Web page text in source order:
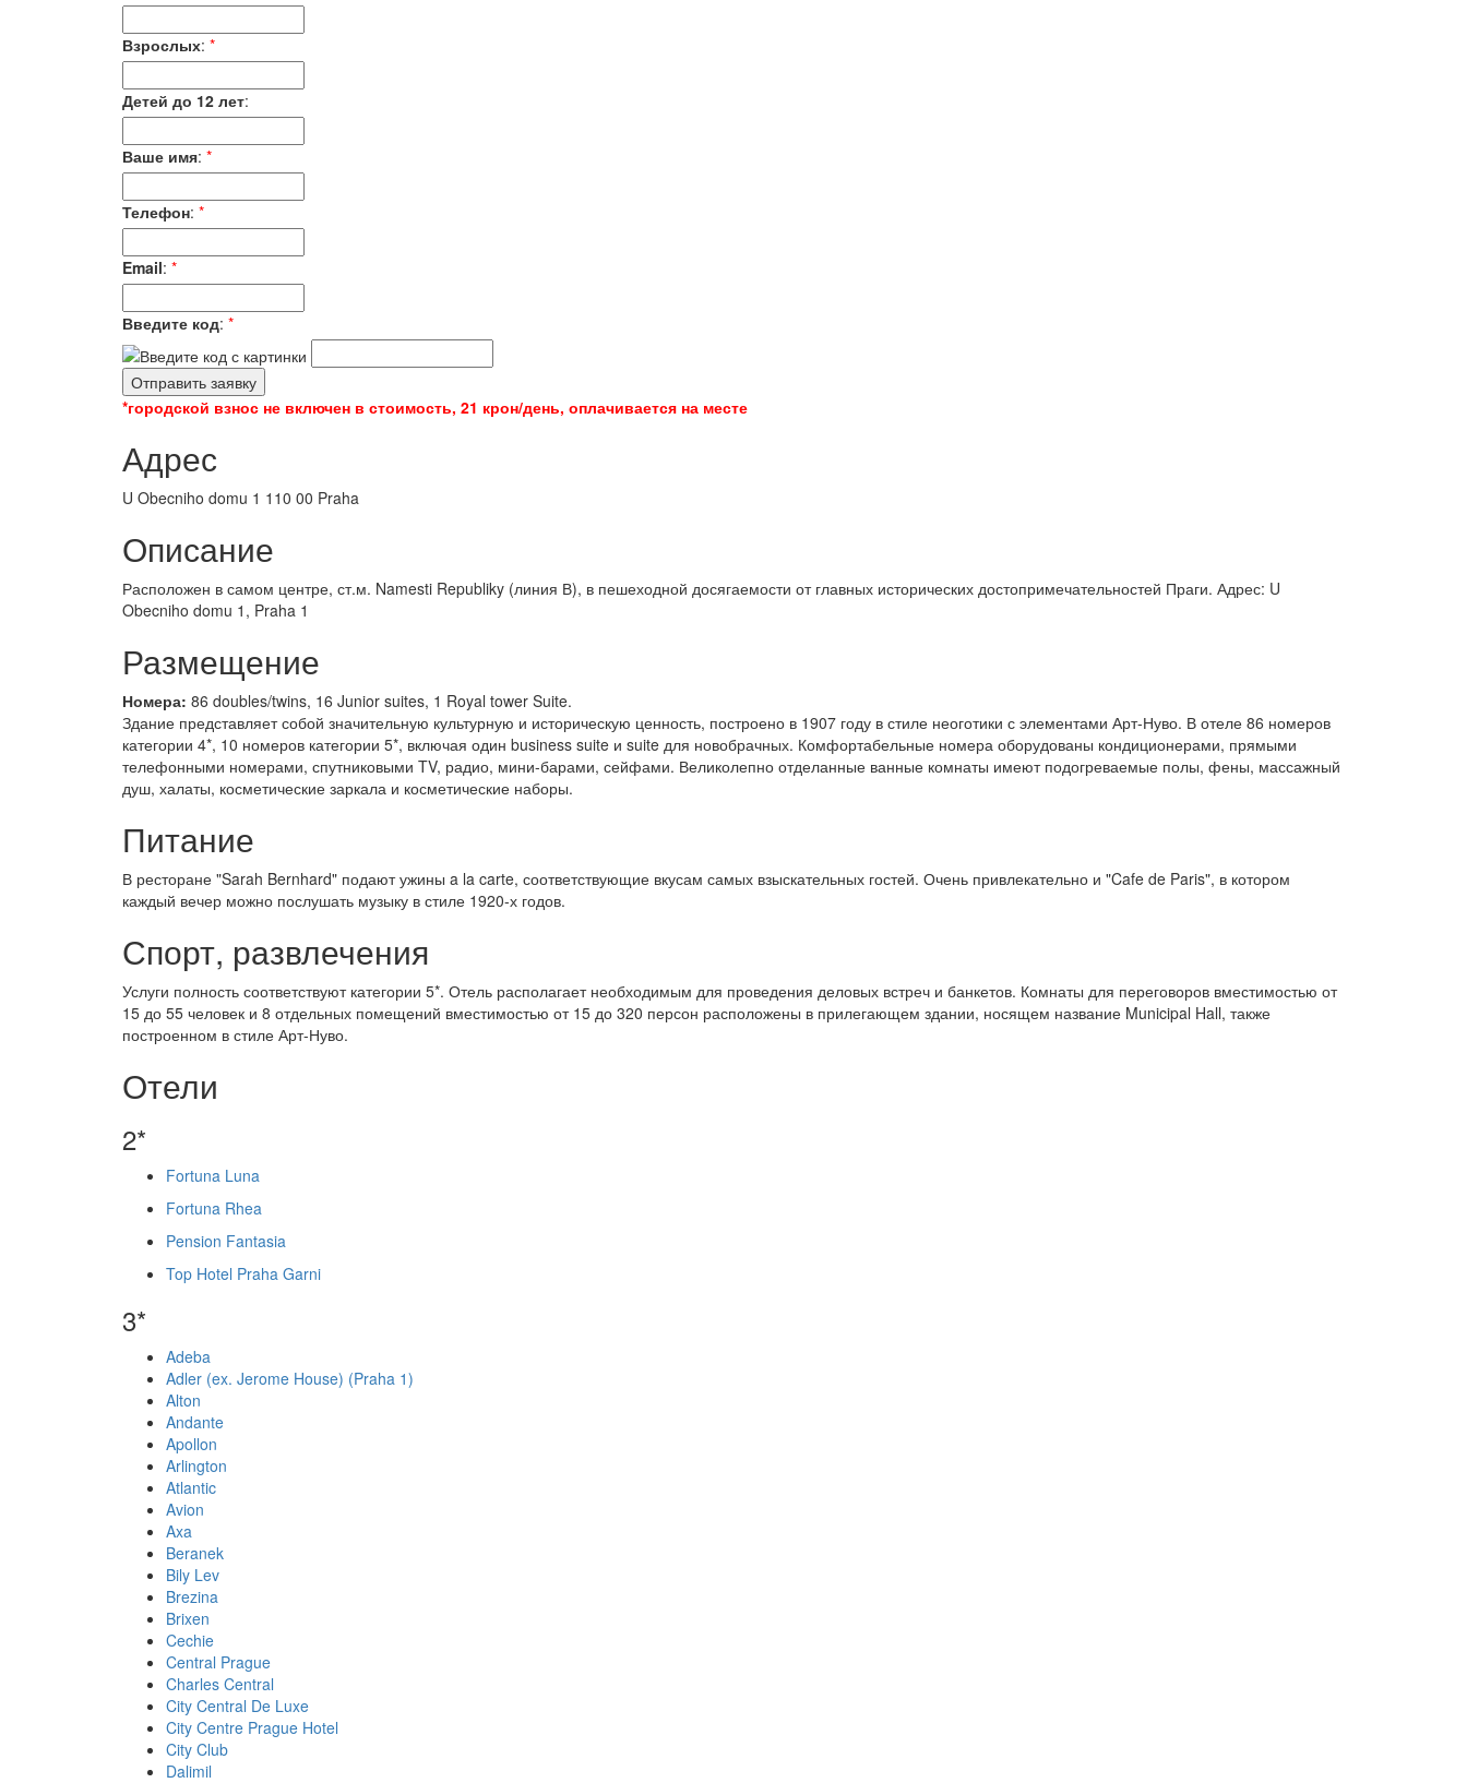
Взрослых: *
Детей до 12 лет:
Ваше имя: *
Телефон: *
Email: *
Введите код: *
*городской взнос не включен в стоимость, 21 крон/день, оплачивается на месте
Адрес
U Obecniho domu 1 110 00 Praha
Описание
Расположен в самом центре, ст.м. Namesti Republiky (линия В), в пешеходной досягаемости от главных исторических достопримечательностей Праги. Адрес: U
Obecniho domu 1, Praha 1
Размещение
Номера: 86 doubles/twins, 16 Junior suites, 1 Royal tower Suite.
Здание представляет собой значительную культурную и историческую ценность, построено в 1907 году в стиле неоготики с элементами Арт-Нуво. В отеле 86 номеров
категории 4*, 10 номеров категории 5*, включая один business suite и suite для новобрачных. Комфортабельные номера оборудованы кондиционерами, прямыми
телефонными номерами, спутниковыми TV, радио, мини-барами, сейфами. Великолепно отделанные ванные комнаты имеют подогреваемые полы, фены, массажный
душ, халаты, косметические заркала и косметические наборы.
Питание
В ресторане "Sarah Bernhard" подают ужины a la carte, соответствующие вкусам самых взыскательных гостей. Очень привлекательно и "Cafe de Paris", в котором
каждый вечер можно послушать музыку в стиле 1920-х годов.
Спорт, развлечения
Услуги полность соответствуют категории 5*. Отель располагает необходимым для проведения деловых встреч и банкетов. Комнаты для переговоров вместимостью от
15 до 55 человек и 8 отдельных помещений вместимостью от 15 до 320 персон расположены в прилегающем здании, носящем название Municipal Hall, также
построенном в стиле Арт-Нуво.
Отели
2*
Fortuna Luna
Fortuna Rhea
Pension Fantasia
Top Hotel Praha Garni
3*
Adeba
Adler (ex. Jerome House) (Praha 1)
Alton
Andante
Apollon
Arlington
Atlantic
Avion
Axa
Beranek
Bily Lev
Brezina
Brixen
Cechie
Central Prague
Charles Central
City Central De Luxe
City Centre Prague Hotel
City Club
Dalimil